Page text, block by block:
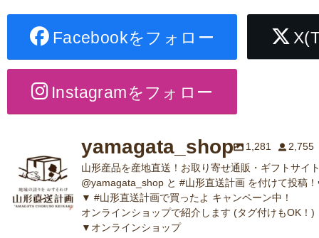
Facebookをフォロー
Instagramをフォロー
yamagata_shop 1,281
2,755
山形産品を産地直送！お取り寄せ通販・ギフトサイ
@yamagata_shop と #山形直送計画 を付けて投稿
▼ #山形直送計画で買ったよ キャンペーン中！
オンラインショップで紹介します (タグ付けもOK！)
▼オンラインショップ